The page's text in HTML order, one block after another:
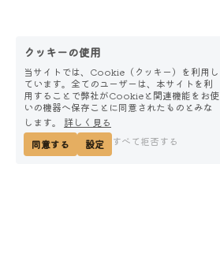
クッキーの使用
当サイトでは、Cookie（クッキー）を利用し
ています。全てのユーザーは、本サイトを利
用することで弊社がCookieと関連機能をお使
いの機器へ保存ことに同意されたものとみな
します。
詳しく見る
同意する
設定 すべて拒否する